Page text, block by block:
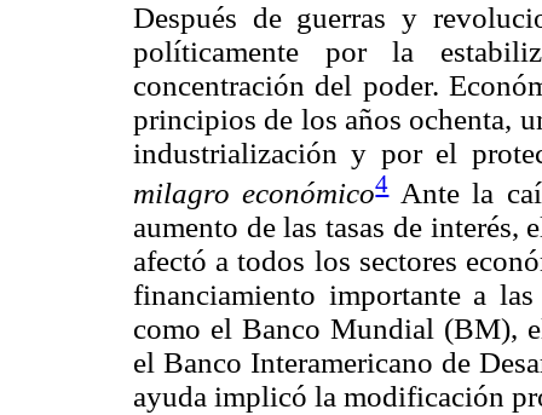
Después de guerras y
políticamente por la
concentración del poder.
principios de los años ochenta,
industrialización y por el
milagro económico4Ante la
aumento de las tasas de interés,
afectó a todos los sectores
financiamiento importante a
como el Banco Mundial (BM),
el Banco Interamericano de
ayuda implicó la modificación